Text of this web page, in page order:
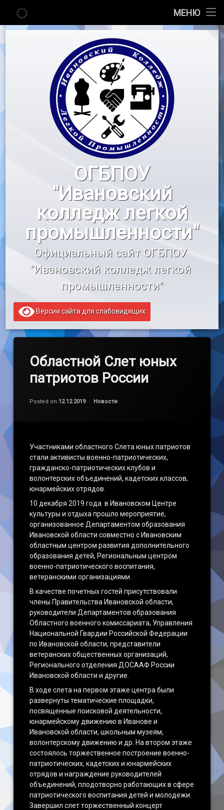
МЕНЮ
Главная
Педагогу
Воспитательная работа
«Профессионалы»
«Профессионалитет»
Образовательный кредит
Перейти
ОГБПОУ
"Ивановский
колледж легкой
промышленности"
Официальный сайт ОГБПОУ
"Ивановский колледж легкой
промышленности"
Версия сайта для слабовидящих
Областной Слет юных
патриотов России
Posted on 12.12.2019
by
Категории:
Новости
Участниками областного Слета юных патриотов
стали активисты военно-патриотических,
гражданско-патриотических клубов и
волонтерских объединений, кадетских классов,
юнармейских отрядов.
10 декабря 2019 года в Ивановском Центре
культуры и отдыха прошло мероприятие,
организованное Департаментом образования
Ивановской области совместно с Ивановским
областным центром развития дополнительного
образования детей, Региональным центром
военно-патриотического воспитания,
ветеранскими организациями.
В качестве почетных гостей присутствовали
члены Правительства Ивановской области,
руководители Департаментов образования
Областного военного комиссариата, Управления
Национальной Гвардии Российской Федерации
по Ивановской области, представители
ветеранских общественных организаций,
Регионального отделения ДОСААФ России
Ивановской области и другие.
В ходе слета на первом этаже центра были
развернуты тематические площадки,
посвященные поисковой деятельности,
юнармейскому движению в Иванове и
Ивановской области, школьным музеям,
волонтерскому движению и др. На втором этаже
состоялось торжественное построение военно-
патриотических, кадетских и юнармейских
отрядов и награждение руководителей
объединений, плодотворно работающих в сфере
патриотического воспитания детей и молодежи.
Завершил слет торжественный концерт